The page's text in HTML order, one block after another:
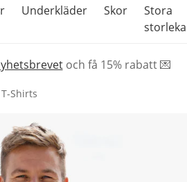
Underkläder Skor
Stora
och få 15% rabatt 💌
T-Shirts